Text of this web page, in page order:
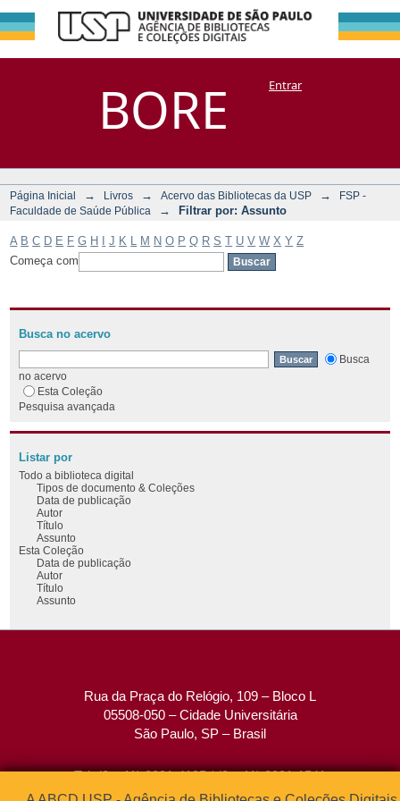
BORE
Filtrar por:
Assunto
DSpace/Manakin + CoriscoEntrar
Página Inicial → Livros → Acervo das Bibliotecas da USP →
FSP -
Faculdade de Saúde Pública
→ Filtrar por: Assunto
A B C D E F G H J K M N O P Q R S T U V W X Y Z
Começa com
Busca no acervo
Busca
no acervo
Esta Coleção
Pesquisa avançada
Listar por
Todo a biblioteca digital
Tipos de documento & Coleções
Data de publicação
Autor
Título
Assunto
Esta Coleção
Data de publicação
Autor
Título
Assunto
Rua da Praça do Relógio, 109 – Bloco L
05508-050 – Cidade Universitária
São Paulo, SP – Brasil
Tel: (0xx11) 3091-4195 / (0xx11) 3091-1541
Fax: (0xx11) 3091-1567